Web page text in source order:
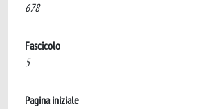
678
Fascicolo
5
Pagina iniziale